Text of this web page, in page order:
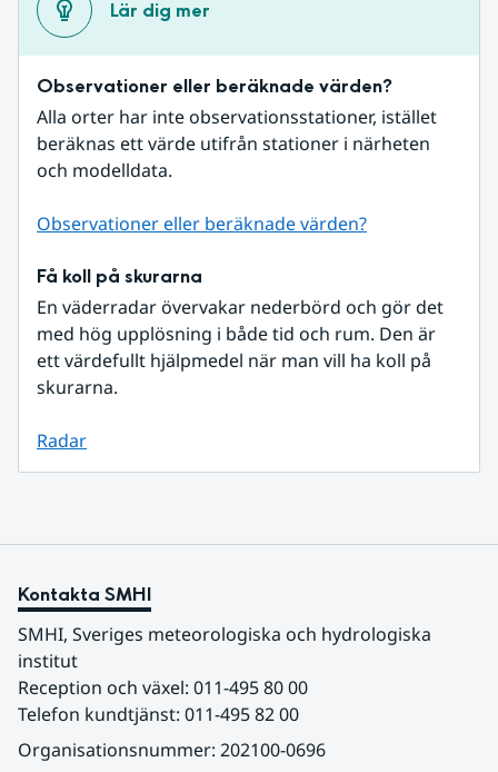
Lär dig mer
Observationer eller beräknade värden?
Alla orter har inte observationsstationer, istället
beräknas ett värde utifrån stationer i närheten
och modelldata.
Observationer eller beräknade värden?
Få koll på skurarna
En väderradar övervakar nederbörd och gör det
med hög upplösning i både tid och rum. Den är
ett värdefullt hjälpmedel när man vill ha koll på
skurarna.
Radar
Kontakta SMHI
SMHI, Sveriges meteorologiska och hydrologiska
institut
Reception och växel: 011-495 80 00
Telefon kundtjänst: 011-495 82 00
Organisationsnummer: 202100-0696